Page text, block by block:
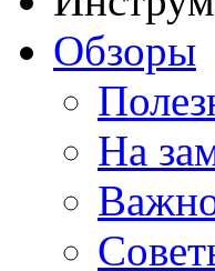
Обзоры
На